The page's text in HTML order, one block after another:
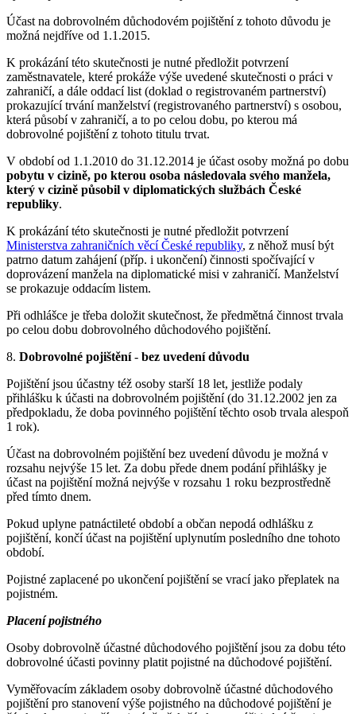
Účast na dobrovolném důchodovém pojištění z tohoto důvodu je
možná nejdříve od 1.1.2015.
K prokázání této skutečnosti je nutné předložit potvrzení
zaměstnavatele, které prokáže výše uvedené skutečnosti o práci v
zahraničí, a dále oddací list (doklad o registrovaném partnerství)
prokazující trvání manželství (registrovaného partnerství) s osobou,
která působí v zahraničí, a to po celou dobu, po kterou má
dobrovolné pojištění z tohoto titulu trvat.
V období od 1.1.2010 do 31.12.2014 je účast osoby možná po dobu
pobytu v cizině, po kterou osoba následovala svého manžela,
který v cizině působil v diplomatických službách České
republiky.
K prokázání této skutečnosti je nutné předložit potvrzení
Ministerstva zahraničních věcí České republiky, z něhož musí být
patrno datum zahájení (příp. i ukončení) činnosti spočívající v
doprovázení manžela na diplomatické misi v zahraničí. Manželství
se prokazuje oddacím listem.
Při odhlášce je třeba doložit skutečnost, že předmětná činnost trvala
po celou dobu dobrovolného důchodového pojištění.
8. Dobrovolné pojištění- bez uvedení důvodu
Pojištění jsou účastny též osoby starší 18 let, jestliže podaly
přihlášku k účasti na dobrovolném pojištění (do 31.12.2002 jen za
předpokladu, že doba povinného pojištění těchto osob trvala alespoň
1 rok).
Účast na dobrovolném pojištění bez uvedení důvodu je možná v
rozsahu nejvýše 15 let. Za dobu přede dnem podání přihlášky je
účast na pojištění možná nejvýše v rozsahu 1 roku bezprostředně
před tímto dnem.
Pokud uplyne patnáctileté období a občan nepodá odhlášku z
pojištění, končí účast na pojištění uplynutím posledního dne tohoto
období.
Pojistné zaplacené po ukončení pojištění se vrací jako přeplatek na
pojistném.
Placení pojistného
Osoby dobrovolně účastné důchodového pojištění jsou za dobu této
dobrovolné účasti povinny platit pojistné na důchodové pojištění.
Vyměřovacím základem osoby dobrovolně účastné důchodového
pojištění pro stanovení výše pojistného na důchodové pojištění je